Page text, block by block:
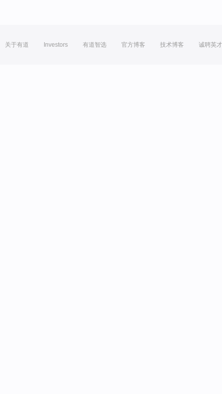
关于有道 Investors 有道智选 官方博客 技术博客 诚聘英才